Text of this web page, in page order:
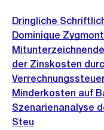
Dringliche
Dominique
der Zinskosten
Minderkosten auf
Szenarienanalyse
Steu